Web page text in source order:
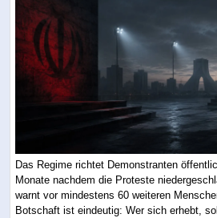
Das Regime richtet Demonstranten
Monate nachdem die Proteste
warnt vor mindestens 60 weiteren
Botschaft ist eindeutig: Wer sich erhebt,